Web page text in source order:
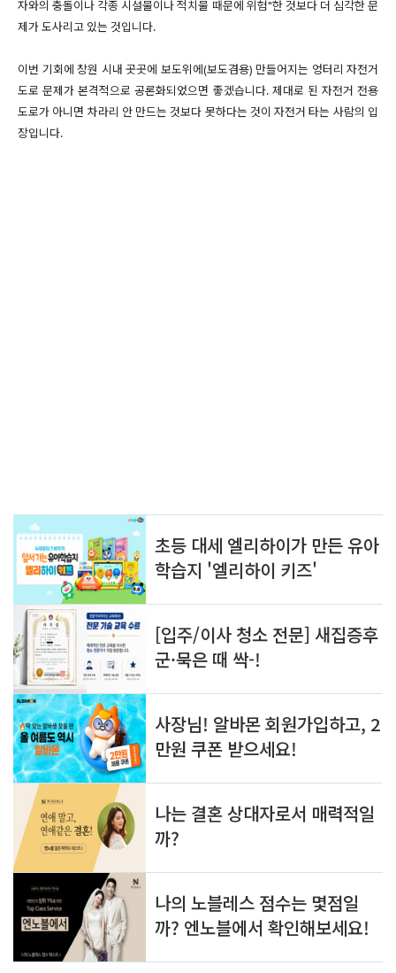
자와의 충돌이나 각종 시설물이나 적치물 때문에 위험"한 것보다 더 심각한 문
제가 도사리고 있는 것입니다.
이번 기회에 창원 시내 곳곳에 보도위에(보도겸용) 만들어지는 엉터리 자전거
도로 문제가 본격적으로 공론화되었으면 좋겠습니다. 제대로 된 자전거 전용
도로가 아니면 차라리 안 만드는 것보다 못하다는 것이 자전거 타는 사람의 입
장입니다.